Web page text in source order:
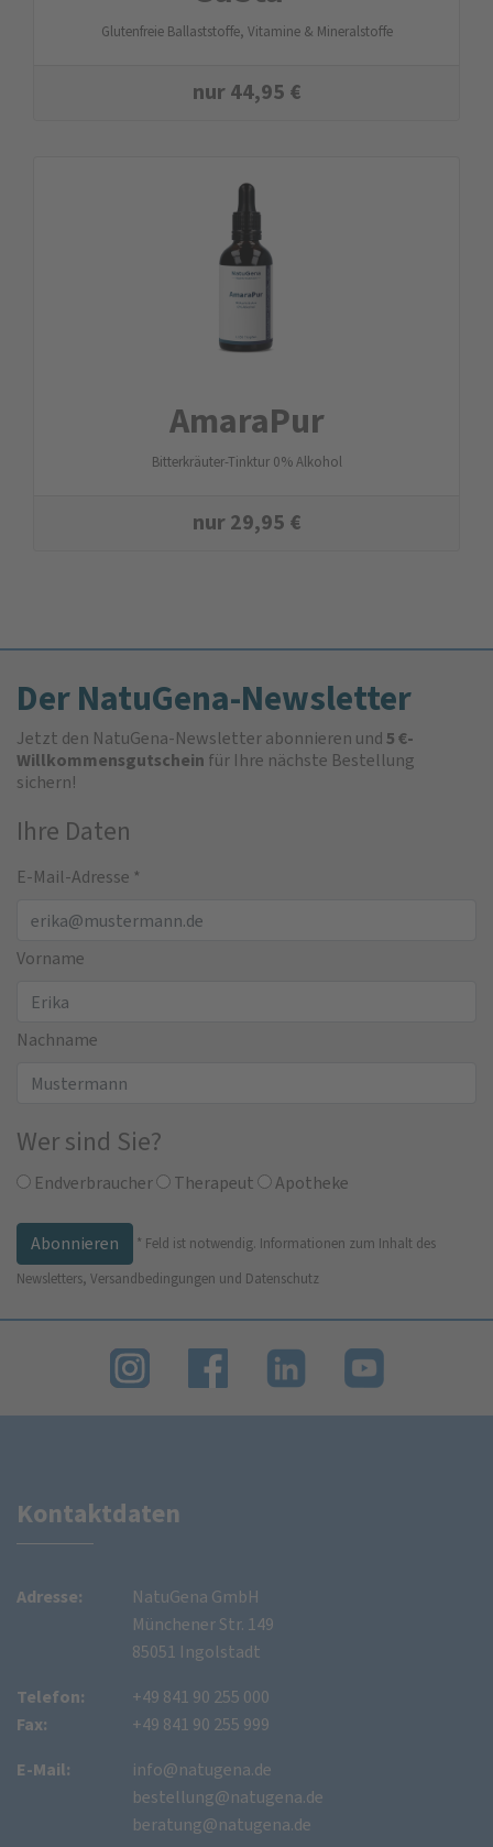
Glutenfreie Ballaststoffe, Vitamine & Mineralstoffe
nur44,95 €
AmaraPur
Bitterkräuter-Tinktur 0 % Alkohol
nur29,95 €
Der NatuGena-Newsletter
Jetzt den NatuGena-Newsletter abonnieren und5 €-
Willkommensgutschein für Ihre nächste Bestellung
sichern!
Ihre Daten
E-Mail-Adresse *
Vorname
Nachname
Wer sind Sie?
Endverbraucher Therapeut Apotheke
* Feld ist notwendig. Informationen zum Inhalt des
Newsletters, Versandbedingungen und Datenschutz
Kontaktdaten
Adresse:
NatuGena GmbH
Münchener Str. 149
85051 Ingolstadt
Telefon:
Fax:
+49 841 90 255 000
+49 841 90 255 999
E-Mail:
info@natugena.de
bestellung@natugena.de
beratung@natugena.de